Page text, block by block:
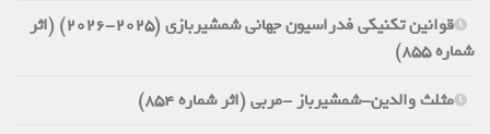
قوانین تکنیکی فدراسیون جهانی شمشیربازی (2025-2026) (اثر
شماره 855)
مثلث والدین-شمشیرباز -مربی (اثر شماره 854)